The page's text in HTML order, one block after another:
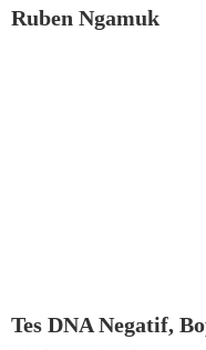
Ruben Ngamuk
Tes DNA Negatif,